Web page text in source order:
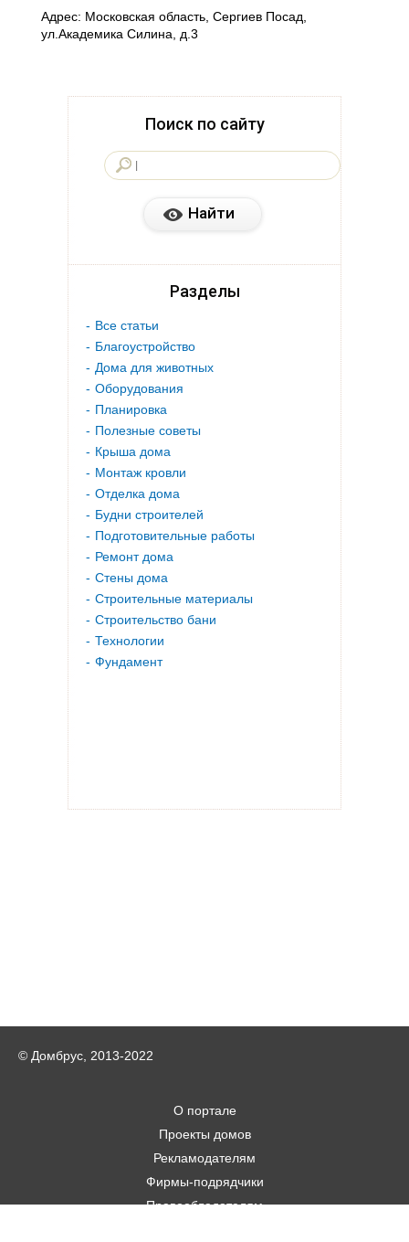
Адрес: Московская область, Сергиев Посад,
ул.Академика Силина, д.3
Поиск по сайту
Разделы
Все статьи
Благоустройство
Дома для животных
Оборудования
Планировка
Полезные советы
Крыша дома
Монтаж кровли
Отделка дома
Будни строителей
Подготовительные работы
Ремонт дома
Стены дома
Строительные материалы
Строительство бани
Технологии
Фундамент
© Домбрус, 2013-2022
О портале
Проекты домов
Рекламодателям
Фирмы-подрядчики
Правообладателям